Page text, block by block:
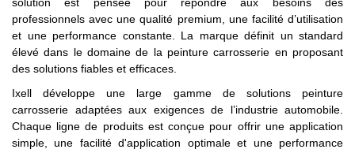
professionnels avec une qualité premium, une facilité d’utilisation
et une performance constante. La marque définit un standard
élevé dans le domaine de la peinture carrosserie en proposant
des solutions fiables et efficaces.
Ixell développe une large gamme de solutions peinture
carrosserie adaptées aux exigences de l’industrie automobile.
Chaque ligne de produits est conçue pour offrir une application
simple, une facilité d'application optimale et une performance